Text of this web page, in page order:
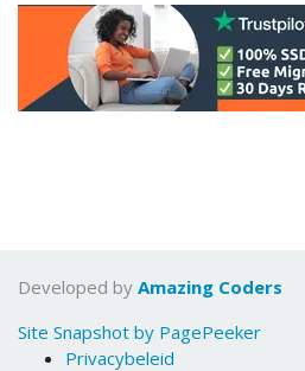
Developed by Amazing Coders
Site Snapshot by PagePeeker
Privacybeleid